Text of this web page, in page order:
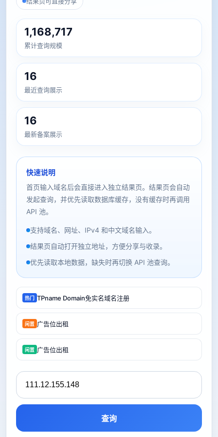
1,168,717
累计查询规模
16
最近查询展示
16
最新备案展示
快速说明
首页输入域名后会直接进入独立结果页。结果页会自动
发起查询，并优先读取数据库缓存，没有缓存时再调用
API 池。
支持域名、网址、IPv4 和中文域名输入。
结果页自动打开独立地址，方便分享与收录。
优先读取本地数据，缺失时再切换 API 池查询。
热门 TPname Domain免实名域名注册
闲置 广告位出租
闲置 广告位出租
查询